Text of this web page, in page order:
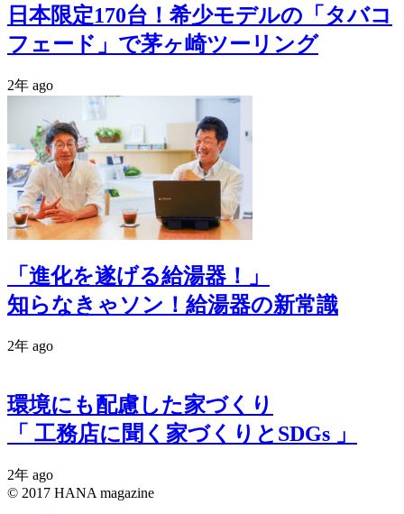
日本限定170台！希少モデルの「タバコ
フェード」で茅ヶ崎ツーリング
2年 ago
「進化を遂げる給湯器！」
知らなきゃソン！給湯器の新常識
2年 ago
環境にも配慮した家づくり
「 工務店に聞く家づくりとSDGs 」
2年 ago
© 2017 HANA magazine